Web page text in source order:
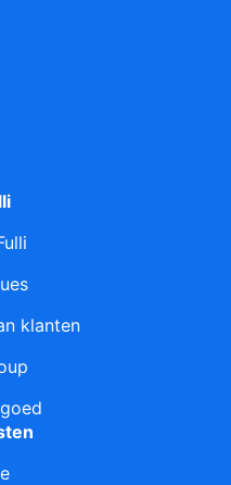
klanten